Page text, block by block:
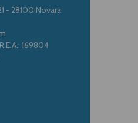
- 28100 Novara
169804